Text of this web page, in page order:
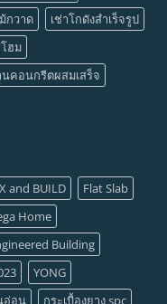
กวาด
เช่าโกดังสำเร็จรูป
ฮม
นคอนกรีตผสมเสร็จ
and BUILD
Flat Slab
Home
Building
YONG
อ่อน
กระเบื้องยาง spc